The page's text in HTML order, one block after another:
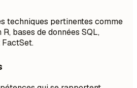
techniques pertinentes comme
bases de données SQL,